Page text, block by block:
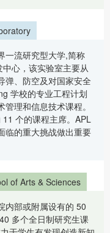
一流研究型大学,简称
心，该实验室主要从
弹、防空及对国家安全
学校的专业工程计划
理和信息技术课程。
个的课程主席。APL
临的重大挑战做出重要
of Arts & Sciences
内部或附属设有的 50
多个全日制研究生课